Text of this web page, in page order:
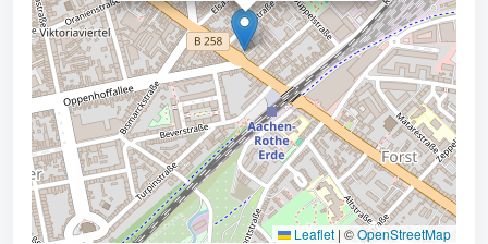
Leaflet | ©OpenStreetMap